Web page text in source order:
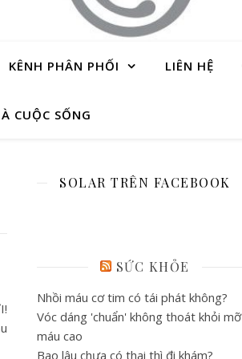
KÊNH PHÂN PHỐI LIÊN HỆ
CUỘC SỐNG
SOLAR TRÊN FACEBOOK
SỨC KHỎE
Nhồi máu cơ tim có tái phát không?
Vóc dáng 'chuẩn' không thoát khỏi mỡ
máu cao
Bao lâu chưa có thai thì đi khám?